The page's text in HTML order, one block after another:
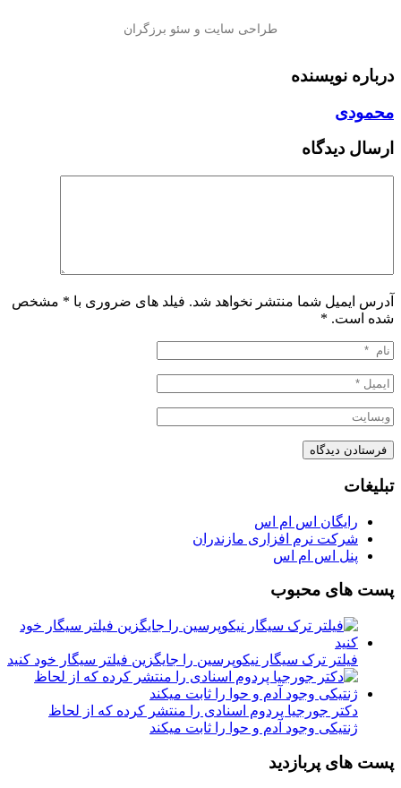
درباره نویسنده
محمودی
ارسال دیدگاه
آدرس ایمیل شما منتشر نخواهد شد. فیلد های ضروری با * مشخص
شده است. *
تبلیغات
رایگان اس ام اس
شرکت نرم افزاری مازندران
پنل اس ام اس
پست های محبوب
فیلتر ترک سیگار نیکوپرسین را جایگزین فیلتر سیگار خود کنید
دکتر جورجیا پردوم اسنادی را منتشر کرده که از لحاظ
ژنتیکی وجود آدم و حوا را ثابت میکند
پست های پربازدید